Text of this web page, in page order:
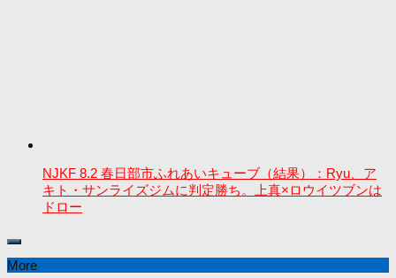
NJKF 8.2 春日部市ふれあいキューブ（結果）：Ryu、ア
キト・サンライズジムに判定勝ち。上真×ロウイツブンは
ドロー
More